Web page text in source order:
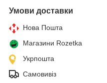
Умови доставки
Нова Пошта
Магазини Rozetka
Укрпошта
Самовивіз